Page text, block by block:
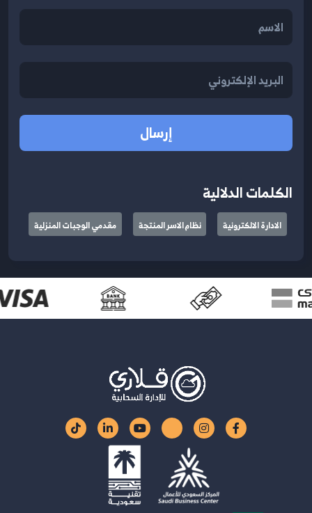
إرسال
الكلمات الدلالية
الادارة الالكترونية نظام الاسر المنتجة مقدمي الوجبات المنزلية